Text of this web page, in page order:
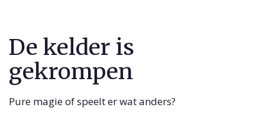
De kelder is
gekrompen
Pure magie of speelt er wat anders?